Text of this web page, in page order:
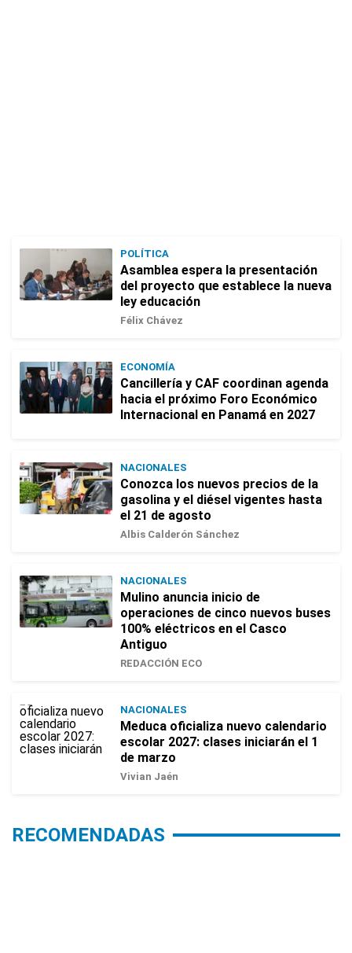
POLÍTICA
Asamblea espera la presentación
del proyecto que establece la nueva
ley educación
Félix Chávez
ECONOMÍA
Cancillería y CAF coordinan agenda
hacia el próximo Foro Económico
Internacional en Panamá en 2027
NACIONALES
Conozca los nuevos precios de la
gasolina y el diésel vigentes hasta
el 21 de agosto
Albis Calderón Sánchez
NACIONALES
Mulino anuncia inicio de
operaciones de cinco nuevos buses
100% eléctricos en el Casco
Antiguo
REDACCIÓN ECO
NACIONALES
Meduca oficializa nuevo calendario
escolar 2027: clases iniciarán el 1
de marzo
Vivian Jaén
RECOMENDADAS